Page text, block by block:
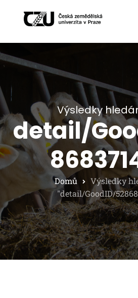
Výsledky
detail/
Domů
Výsledky
"detail/GoodID/